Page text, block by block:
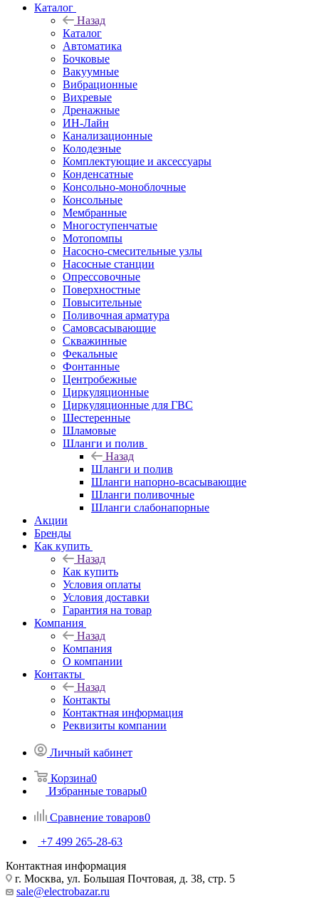
Каталог
Назад
Каталог
Автоматика
Бочковые
Вакуумные
Вибрационные
Вихревые
Дренажные
ИН-Лайн
Канализационные
Колодезные
Комплектующие и аксессуары
Конденсатные
Консольно-моноблочные
Консольные
Мембранные
Многоступенчатые
Мотопомпы
Насосно-смесительные узлы
Насосные станции
Опрессовочные
Поверхностные
Повысительные
Поливочная арматура
Самовсасывающие
Скважинные
Фекальные
Фонтанные
Центробежные
Циркуляционные
Циркуляционные для ГВС
Шестеренные
Шламовые
Шланги и полив
Назад
Шланги и полив
Шланги напорно-всасывающие
Шланги поливочные
Шланги слабонапорные
Акции
Бренды
Как купить
Назад
Как купить
Условия оплаты
Условия доставки
Гарантия на товар
Компания
Назад
Компания
О компании
Контакты
Назад
Контакты
Контактная информация
Реквизиты компании
Личный кабинет
Корзина0
Избранные товары0
Сравнение товаров0
+7 499 265-28-63
Контактная информация
г. Москва, ул. Большая Почтовая, д. 38, стр. 5
sale@electrobazar.ru